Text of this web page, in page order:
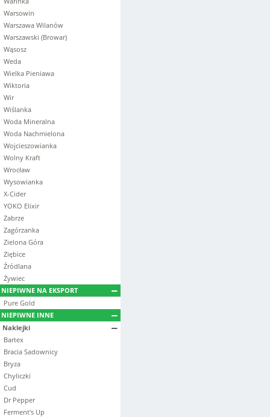
Warsowin
Warszawa Wilanów
Warszawski (Browar)
Wąsosz
Weda
Wielka Pieniawa
Wiktoria
Wir
Wiślanka
Woda Mineralna
Woda Nachmielona
Wojcieszowianka
Wolny Kraft
Wrocław
Wysowianka
X-Cider
YOKO Elixir
Zabrze
Zagórzanka
Zielona Góra
Ziębice
Źródlana
Żywiec
NIEPIWNE NA EKSPORT
Pure Gold
NIEPIWNE INNE
Naklejki
Bartex
Bracia Sadownicy
Bryza
Chyliczki
Cud
Dr Pepper
Ferment's Up